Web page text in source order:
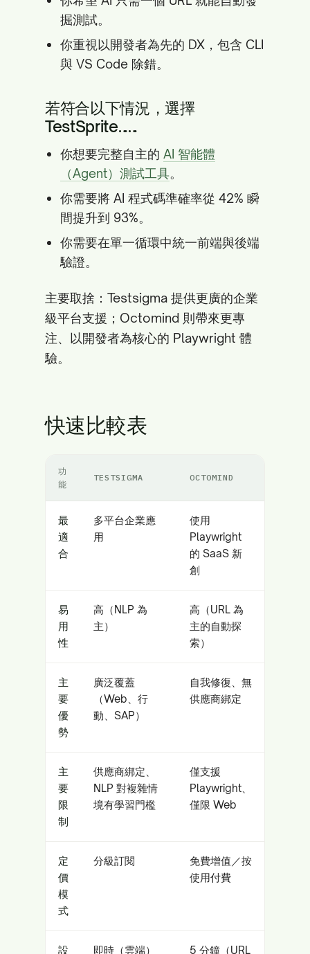
掘測試。
你重視以開發者為先的 DX，包含 CLI
與 VS Code 除錯。
若符合以下情況，選擇
TestSprite……
你想要完整自主的 AI 智能體
（Agent）測試工具。
你需要將 AI 程式碼準確率從 42% 瞬
間提升到 93%。
你需要在單一循環中統一前端與後端
驗證。
主要取捨：Testsigma 提供更廣的企業
級平台支援；Octomind 則帶來更專
注、以開發者為核心的 Playwright 體
驗。
快速比較表
功
能
TESTSIGMA OCTOMIND
最
適
合
多平台企業應
用
使用
Playwright
的 SaaS 新
創
易
用
性
高（NLP 為
主）
高（URL 為
主的自動探
索）
主
要
優
勢
廣泛覆蓋
（Web、行
動、SAP）
自我修復、無
供應商綁定
主
要
限
制
供應商綁定、
NLP 對複雜情
境有學習門檻
僅支援
Playwright、
僅限 Web
定
價
模
式
分級訂閱
免費增值／按
使用付費
設 即時（雲端） 5 分鐘（URL